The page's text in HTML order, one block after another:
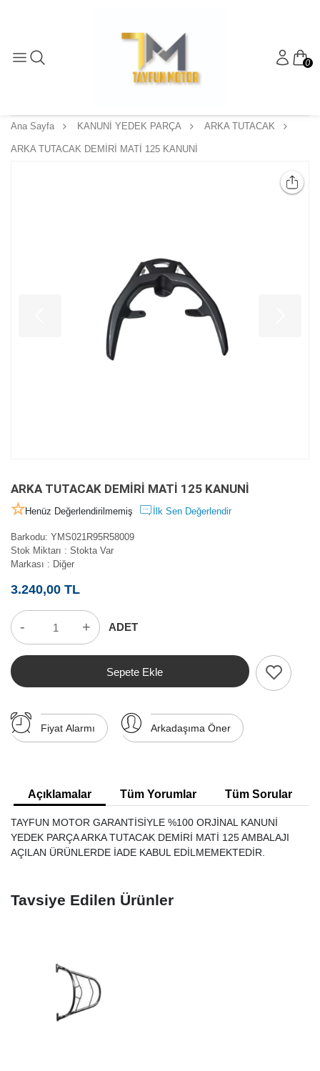
0
Ana Sayfa KANUNİ YEDEK PARÇA ARKA TUTACAK
ARKA TUTACAK DEMİRİ MATİ 125 KANUNİ
ARKA TUTACAK DEMİRİ MATİ 125 KANUNİ
Henüz Değerlendirilmemiş İlk Sen Değerlendir
Barkodu: YMS021R95R58009
Stok Miktarı : Stokta Var
Markası : Diğer
3.240,00 TL
- + ADET
Sepete Ekle
Fiyat Alarmı Arkadaşıma Öner
Açıklamalar Tüm Yorumlar Tüm Sorular
TAYFUN MOTOR GARANTİSİYLE %100 ORJİNAL KANUNİ
YEDEK PARÇA ARKA TUTACAK DEMİRİ MATİ 125 AMBALAJI
AÇILAN ÜRÜNLERDE İADE KABUL EDİLMEMEKTEDİR.
Tavsiye Edilen Ürünler